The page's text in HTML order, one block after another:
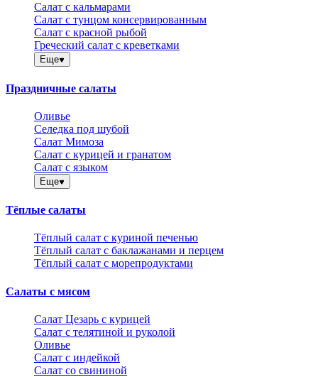
Салат с кальмарами
Салат с тунцом консервированным
Салат с красной рыбой
Греческий салат с креветками
Еще
Праздничные салаты
Оливье
Селедка под шубой
Салат Мимоза
Салат с курицей и гранатом
Салат с языком
Еще
Тёплые салаты
Тёплый салат с куриной печенью
Тёплый салат с баклажанами и перцем
Тёплый салат с морепродуктами
Салаты с мясом
Салат Цезарь с курицей
Салат с телятиной и руколой
Оливье
Салат с индейкой
Салат со свининой